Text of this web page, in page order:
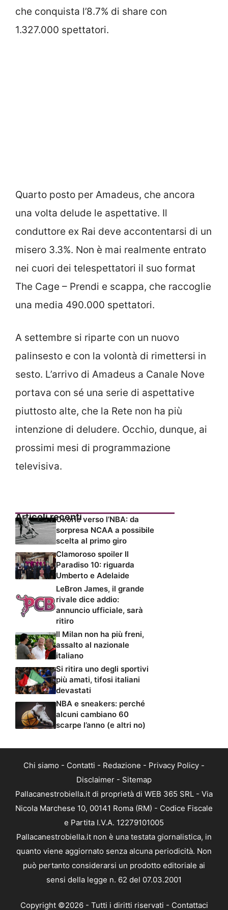
che conquista l’8.7% di share con
1.327.000 spettatori.
Quarto posto per Amadeus, che ancora
una volta delude le aspettative. Il
conduttore ex Rai deve accontentarsi di un
misero 3.3%. Non è mai realmente entrato
nei cuori dei telespettatori il suo format
The Cage – Prendi e scappa, che raccoglie
una media 490.000 spettatori.
A settembre si riparte con un nuovo
palinsesto e con la volontà di rimettersi in
sesto. L’arrivo di Amadeus a Canale Nove
portava con sé una serie di aspettative
piuttosto alte, che la Rete non ha più
intenzione di deludere. Occhio, dunque, ai
prossimi mesi di programmazione
televisiva.
Articoli recentiOkorie verso l’NBA: da
sorpresa NCAA a possibile
scelta al primo giro
Clamoroso spoiler Il
Paradiso 10: riguarda
Umberto e Adelaide
LeBron James, il grande
rivale dice addio:
annuncio ufficiale, sarà
ritiro
Il Milan non ha più freni,
assalto al nazionale
italiano
Si ritira uno degli sportivi
più amati, tifosi italiani
devastati
NBA e sneakers: perché
alcuni cambiano 60
scarpe l’anno (e altri no)
Chi siamo - Contatti - Redazione - Privacy Policy -
Disclaimer - Sitemap
Pallacanestrobiella.it di proprietà di WEB 365 SRL - Via
Nicola Marchese 10, 00141 Roma (RM) - Codice Fiscale
e Partita I.V.A. 12279101005
Pallacanestrobiella.it non è una testata giornalistica, in
quanto viene aggiornato senza alcuna periodicità. Non
può pertanto considerarsi un prodotto editoriale ai
sensi della legge n. 62 del 07.03.2001
Copyright ©2026 - Tutti i diritti riservati - Contattaci